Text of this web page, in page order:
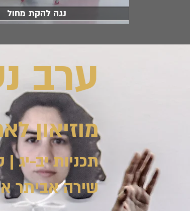
נגה להקת מחול
ערב
מוזיאון
תכניות יב-יג |
שירה אביתר